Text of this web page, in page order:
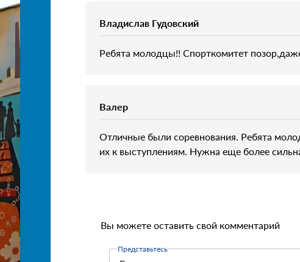
Владислав Гудовский
Ребята молодцы!! Спорткомитет
Валер
Отличные были соревнования. Ребята
их к выступлениям. Нужна еще более
Вы можете оставить свой комментарий
Представьтесь